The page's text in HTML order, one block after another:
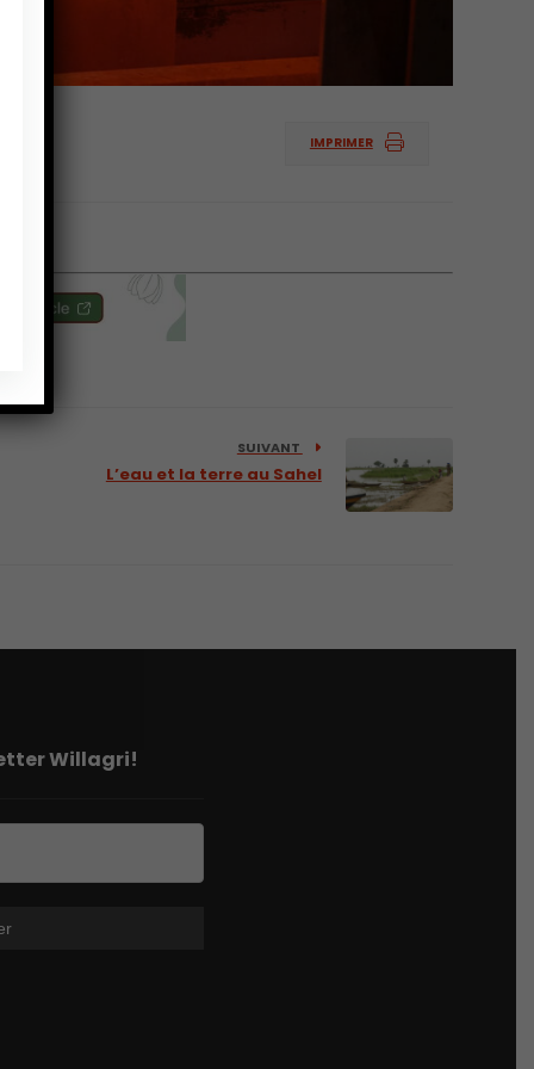
IMPRIMER
SUIVANT
L’eau et la terre au Sahel
Willagri!